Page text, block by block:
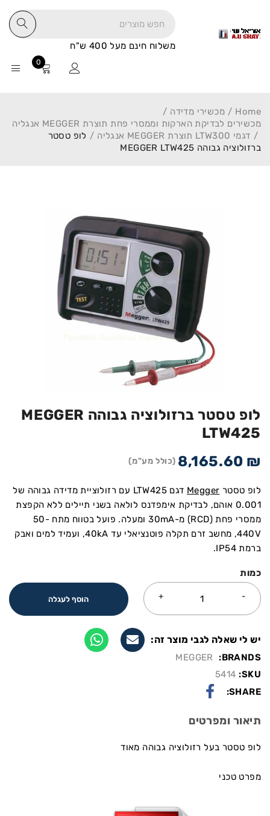
משלוח חינם מעל 400 ש"ח
0
Home
/ מכשירי מדידה /
מכשירים לבדיקת הארקות וממסרי פחת תוצרת MEGGER אנגליה
/ דגמי LTW300 תוצרת MEGGER אנגליה / לופ טסטר
ברזולוציה גבוהה MEGGER LTW425
לופ טסטר ברזולוציה גבוהה MEGGER
LTW425
8,165.60 ₪ (כולל מע"מ)
לופ טסטר Megger
דגם LTW425 עם רזולוציית מדידה גבוהה של
0.001 אוהם, לבדיקת אימפדנס לולאה בשני תיילים ללא הקפצת
ממסרי פחת (RCD) מ-30mA ומעלה. פועל בטווח מתח 50-
440V, מחשב זרם תקלה פוטנציאלי עד 40kA, ועמיד למים ואבק
ברמת IP54.
כמות
הוסף לעגלה
יש לי שאלה לגבי מוצר זה:
BRANDS:
MEGGER
SKU:
5414
SHARE:
תיאור ומפרטים
לופ טסטר בעל רזולוציה גבוהה מאוד
מפרט טכני